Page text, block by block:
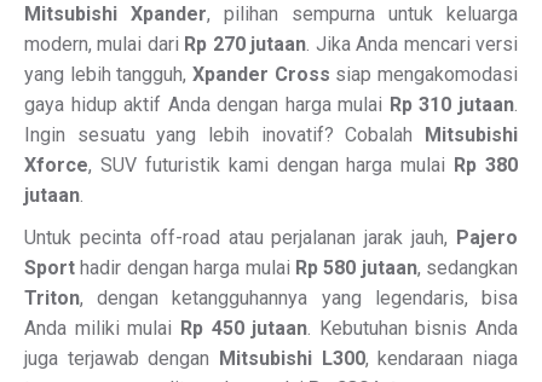
Mitsubishi Xpander, pilihan sempurna untuk keluarga
modern, mulai dari Rp 270 jutaan. Jika Anda mencari versi
yang lebih tangguh, Xpander Cross siap mengakomodasi
gaya hidup aktif Anda dengan harga mulai Rp 310 jutaan.
Ingin sesuatu yang lebih inovatif? Cobalah Mitsubishi
Xforce, SUV futuristik kami dengan harga mulai Rp 380
jutaan.
Untuk pecinta off-road atau perjalanan jarak jauh, Pajero
Sport hadir dengan harga mulai Rp 580 jutaan, sedangkan
Triton, dengan ketangguhannya yang legendaris, bisa
Anda miliki mulai Rp 450 jutaan. Kebutuhan bisnis Anda
juga terjawab dengan Mitsubishi L300, kendaraan niaga